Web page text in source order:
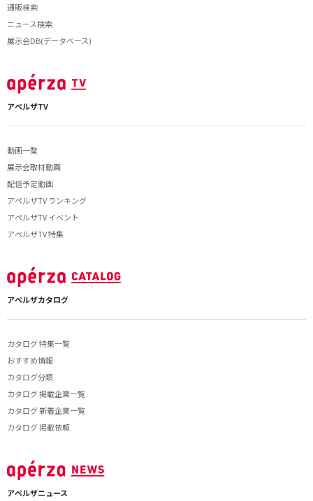
通販検索
ニュース検索
展示会DB(データベース)
アペルザTV
動画一覧
展示会取材動画
配信予定動画
アペルザTV ランキング
アペルザTV イベント
アペルザTV 特集
アペルザカタログ
カタログ 特集一覧
おすすめ情報
カタログ分類
カタログ 掲載企業一覧
カタログ 新着企業一覧
カタログ 掲載依頼
アペルザニュース